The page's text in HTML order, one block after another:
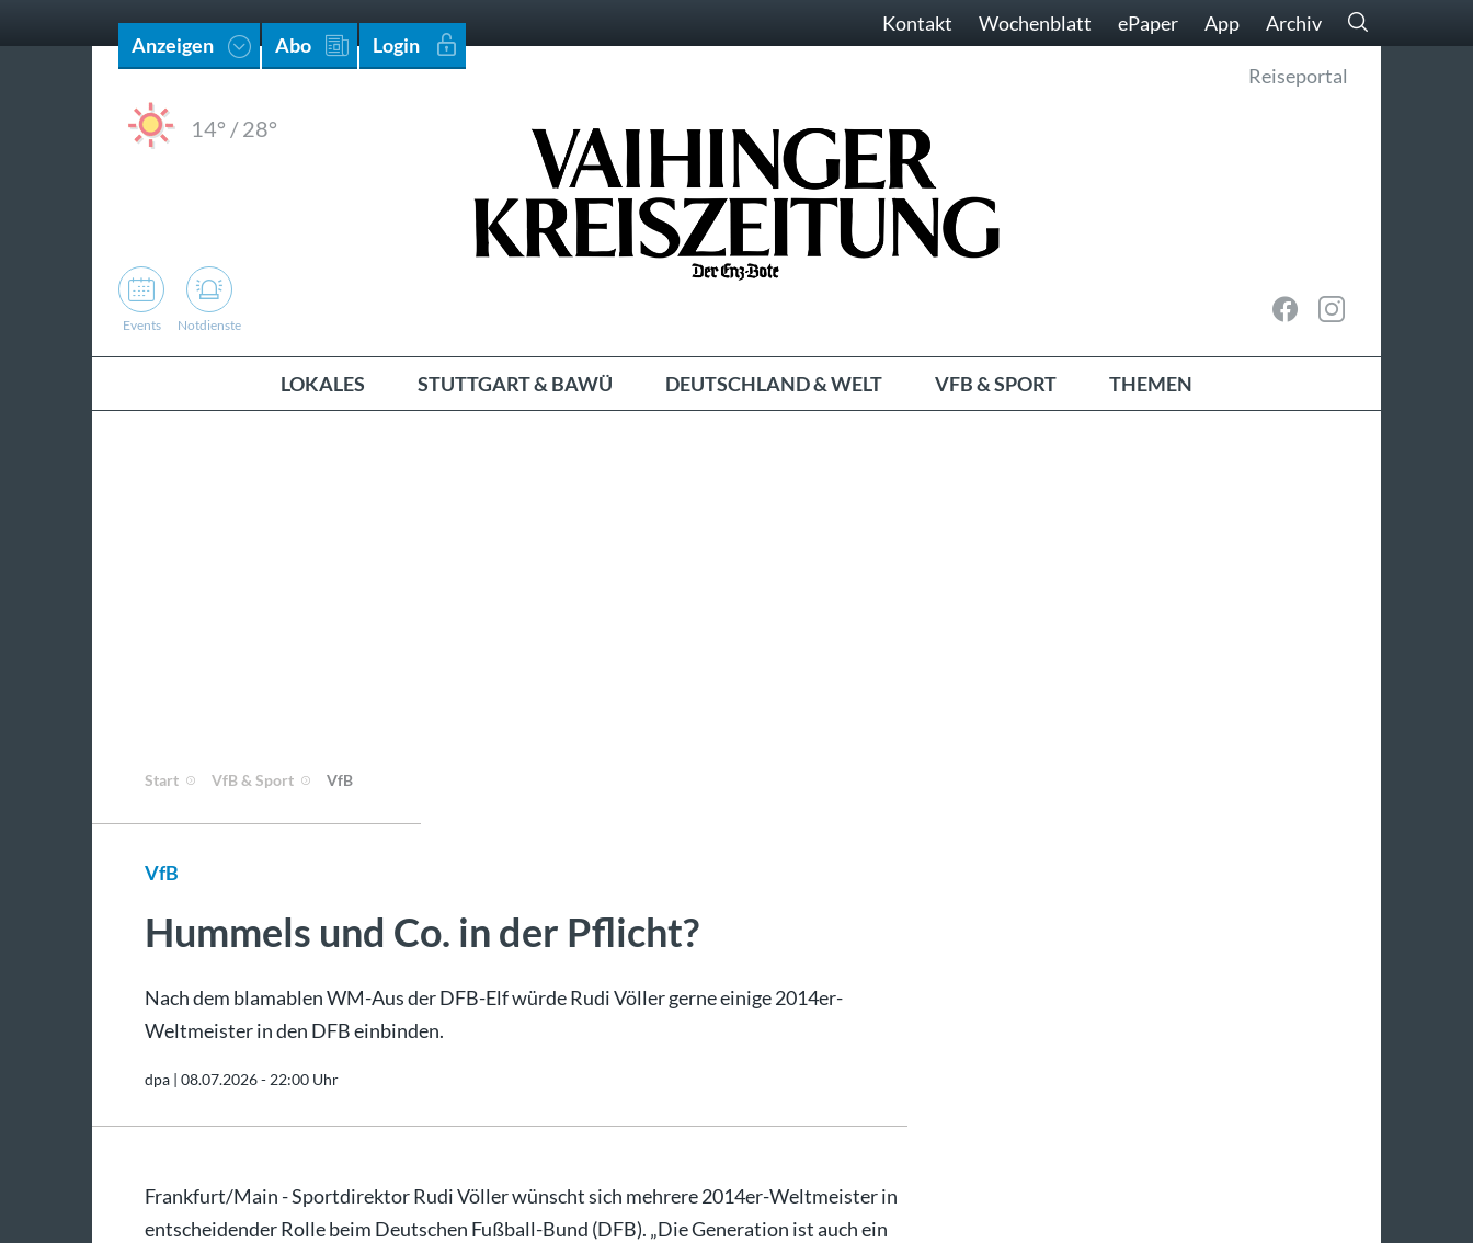
Anzeigen Abo Login
Kontakt Wochenblatt ePaper App Archiv
14° /28°
Reiseportal
Events Notdienste
LOKALES STUTTGART & BAWÜ DEUTSCHLAND & WELT VFB & SPORT THEMEN
Start VfB & Sport VfB
VfB
Hummels und Co. in der Pflicht?
Nach dem blamablen WM-Aus der DFB-Elf würde Rudi Völler gerne einige 2014er-
Weltmeister in den DFB einbinden.
dpa | 08.07.2026 - 22:00 Uhr
Frankfurt/Main - Sportdirektor Rudi Völler wünscht sich mehrere 2014er-Weltmeister in
entscheidender Rolle beim Deutschen Fußball-Bund (DFB). „Die Generation ist auch ein